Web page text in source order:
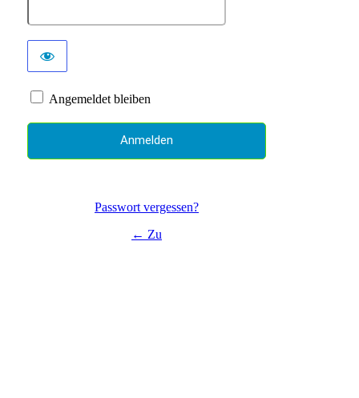
Angemeldet bleiben
Passwort vergessen?
← Zu